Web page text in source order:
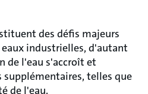
des défis majeurs
industrielles, d'autant
de l'eau s'accroît et
telles que
de l'eau.